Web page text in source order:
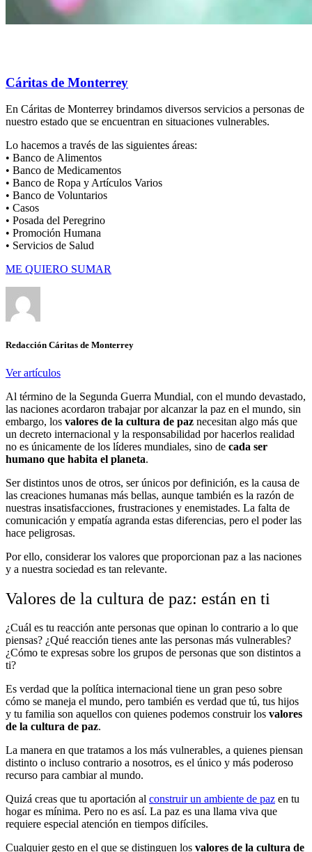
Cáritas de Monterrey
En Cáritas de Monterrey brindamos diversos servicios a personas de
nuestro estado que se encuentran en situaciones vulnerables.
Lo hacemos a través de las siguientes áreas:
• Banco de Alimentos
• Banco de Medicamentos
• Banco de Ropa y Artículos Varios
• Banco de Voluntarios
• Casos
• Posada del Peregrino
• Promoción Humana
• Servicios de Salud
ME QUIERO SUMAR
Redacción Cáritas de Monterrey
Ver artículos
Al término de la Segunda Guerra Mundial, con el mundo devastado,
las naciones acordaron trabajar por alcanzar la paz en el mundo, sin
embargo, los valores de la cultura de paz necesitan algo más que
un decreto internacional y la responsabilidad por hacerlos realidad
no es únicamente de los líderes mundiales, sino de cada ser
humano que habita el planeta.
Ser distintos unos de otros, ser únicos por definición, es la causa de
las creaciones humanas más bellas, aunque también es la razón de
nuestras insatisfacciones, frustraciones y enemistades. La falta de
comunicación y empatía agranda estas diferencias, pero el poder las
hace peligrosas.
Por ello, considerar los valores que proporcionan paz a las naciones
y a nuestra sociedad es tan relevante.
Valores de la cultura de paz: están en ti
¿Cuál es tu reacción ante personas que opinan lo contrario a lo que
piensas? ¿Qué reacción tienes ante las personas más vulnerables?
¿Cómo te expresas sobre los grupos de personas que son distintos a
ti?
Es verdad que la política internacional tiene un gran peso sobre
cómo se maneja el mundo, pero también es verdad que tú, tus hijos
y tu familia son aquellos con quienes podemos construir los valores
de la cultura de paz.
La manera en que tratamos a los más vulnerables, a quienes piensan
distinto o incluso contrario a nosotros, es el único y más poderoso
recurso para cambiar al mundo.
Quizá creas que tu aportación al construir un ambiente de paz en tu
hogar es mínima. Pero no es así. La paz es una llama viva que
requiere especial atención en tiempos difíciles.
Cualquier gesto en el que se distinguen los valores de la cultura de